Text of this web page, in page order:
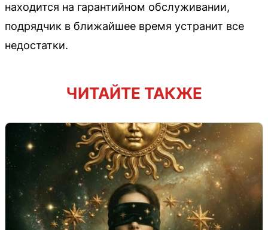
находится на гарантийном обслуживании,
подрядчик в ближайшее время устранит все
недостатки.
ЧИТАЙТЕ ТАКЖЕ